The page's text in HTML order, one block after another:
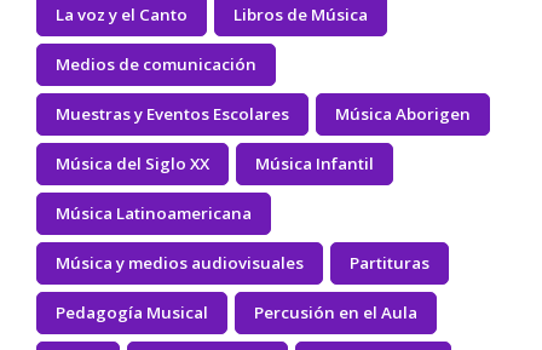
La voz y el Canto Libros de Música
Medios de comunicación
Muestras y Eventos Escolares Música Aborigen
Música del Siglo XX Música Infantil
Música Latinoamericana
Música y medios audiovisuales Partituras
Pedagogía Musical Percusión en el Aula